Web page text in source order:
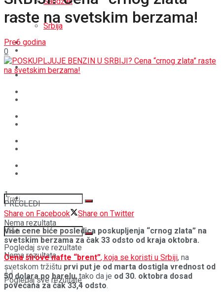
REGIJA
SVIJET
BOŠNJACI
Nema rezultata
Pogledaj sve rezultate
Srbija
SVIJET
SPORT
Nema rezultata
Pogledaj sve rezultate
raste na svetskim berzama!
Pre6 godina
0
1
PREGLEDI
Share on Facebook
Share on Twitter
Više cene biće posledica poskupljenja “crnog zlata” na
svetskim berzama za čak 33 odsto od kraja oktobra.
Cena sirove nafte “brent”, koja se koristi u Srbiji, na
svetskom tržištu prvi put je od marta dostigla vrednost od
50 dolara po barelu, tako da je od 30. oktobra dosad
povećana za čak 33,4 odsto.